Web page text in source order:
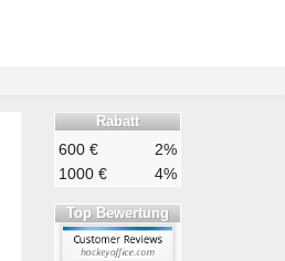
Rabatt
600 €
2%
1000 €
4%
Top Bewertung